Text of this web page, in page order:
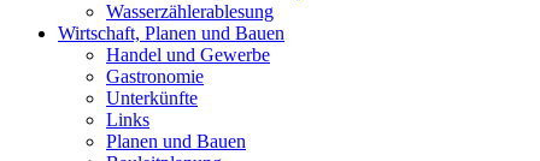
Wasserzählerablesung
Wirtschaft, Planen und Bauen
Handel und Gewerbe
Gastronomie
Unterkünfte
Links
Planen und Bauen